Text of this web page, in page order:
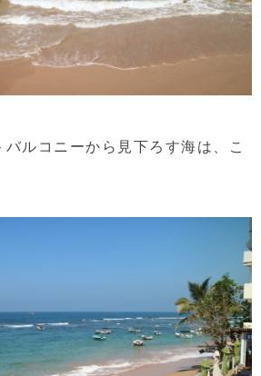
ルコニーから見下ろす海は、こ